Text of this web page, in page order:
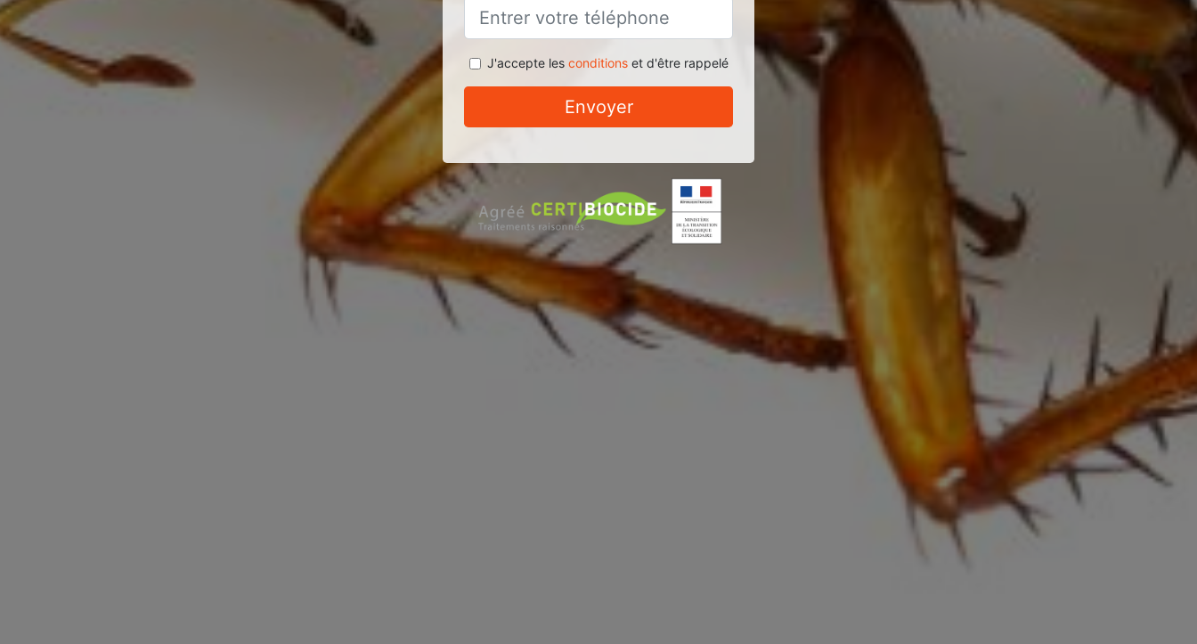
J'accepte les conditionset d'être rappelé
Envoyer